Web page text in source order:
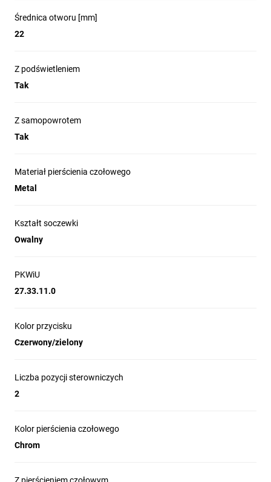
Certyfikaty cULus, EAC, RINA i CCC.
Średnica otworu [mm]
22
Z podświetleniem
Tak
Z samopowrotem
Tak
Materiał pierścienia czołowego
Metal
Kształt soczewki
Owalny
PKWiU
27.33.11.0
Kolor przycisku
Czerwony/zielony
Liczba pozycji sterowniczych
2
Kolor pierścienia czołowego
Chrom